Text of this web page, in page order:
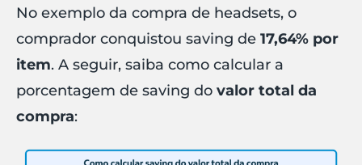
No exemplo da compra de headsets, o
comprador conquistou saving de 17,64% por
item. A seguir, saiba como calcular a
porcentagem de saving do valor total da
compra: